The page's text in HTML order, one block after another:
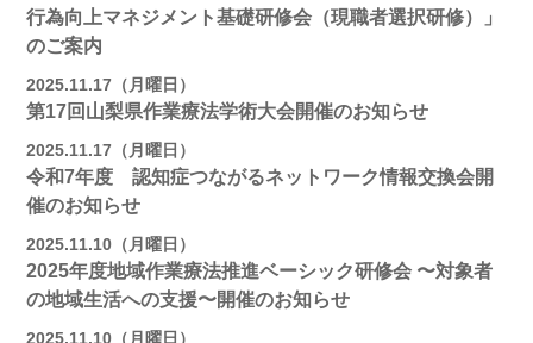
行為向上マネジメント基礎研修会（現職者選択研修）」
のご案内
2025.11.17（月曜日）
第17回山梨県作業療法学術大会開催のお知らせ
2025.11.17（月曜日）
令和7年度 認知症つながるネットワーク情報交換会開
催のお知らせ
2025.11.10（月曜日）
2025年度地域作業療法推進ベーシック研修会 〜対象者
の地域⽣活への⽀援〜開催のお知らせ
2025.11.10（月曜日）